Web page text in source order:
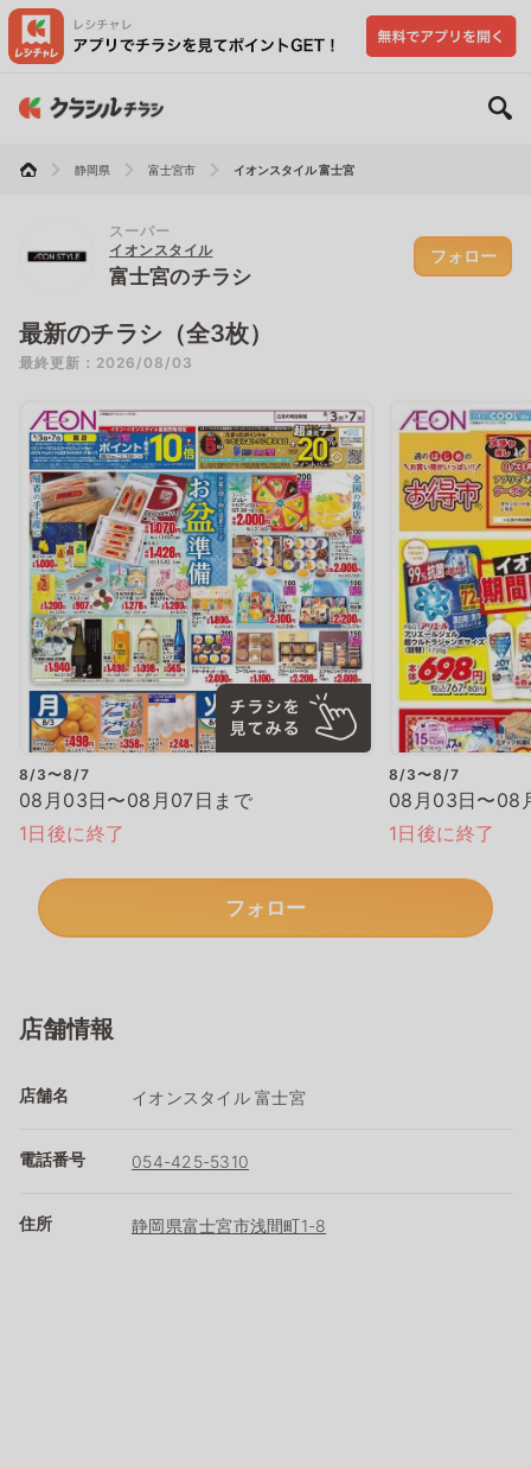
静岡県 富士宮市 イオンスタイル 富士宮
スーパー
イオンスタイル
富士宮のチラシ
フォロー
最新のチラシ（全3枚）
最終更新：2026/08/03
8/3〜8/7
08月03日〜08月07日まで
1日後に終了
8/3〜8/7
08月03日〜08
1日後に終了
フォロー
店舗情報
店舗名 イオンスタイル 富士宮
電話番号 054-425-5310
住所 静岡県富士宮市浅間町1-8